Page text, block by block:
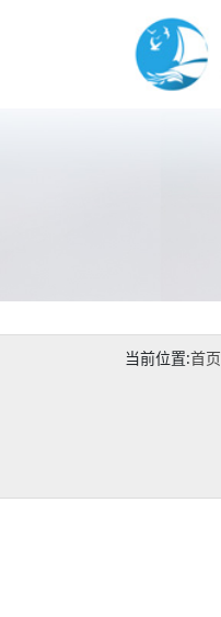
当前位置:首页